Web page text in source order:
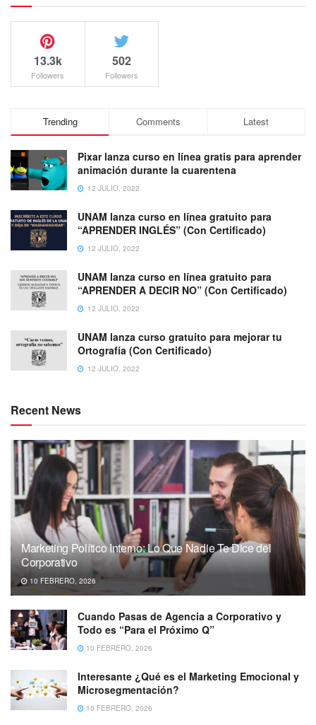
13.3k
Followers
502
Followers
Trending Comments Latest
Pixar lanza curso en línea gratis para aprender
animación durante la cuarentena
12 JULIO, 2022
UNAM lanza curso en línea gratuito para
“APRENDER INGLÉS” (Con Certificado)
12 JULIO, 2022
UNAM lanza curso en línea gratuito para
“APRENDER A DECIR NO” (Con Certificado)
12 JULIO, 2022
UNAM lanza curso gratuito para mejorar tu
Ortografía (Con Certificado)
12 JULIO, 2022
Recent News
Marketing Político Interno: Lo Que Nadie Te Dice del
Corporativo
10 FEBRERO, 2026
Cuando Pasas de Agencia a Corporativo y
Todo es “Para el Próximo Q”
10 FEBRERO, 2026
Interesante ¿Qué es el Marketing Emocional y
Microsegmentación?
10 FEBRERO, 2026